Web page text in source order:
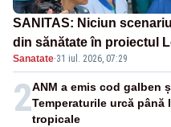
SANITAS: Niciun
din sănătate în proiectul
Sanatate·31 iul. 2026, 07:29
2ANM a emis cod galben
Temperaturile urcă până
tropicale